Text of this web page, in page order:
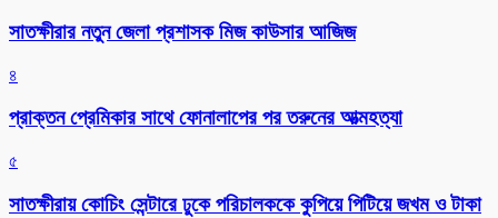
সাতক্ষীরার নতুন জেলা প্রশাসক মিজ কাউসার আজিজ
৪
প্রাক্তন প্রেমিকার সাথে ফোনালাপের পর তরুনের আত্মহত্যা
৫
সাতক্ষীরায় কোচিং সেন্টারে ঢুকে পরিচালককে কুপিয়ে পিটিয়ে জখম ও টাকা